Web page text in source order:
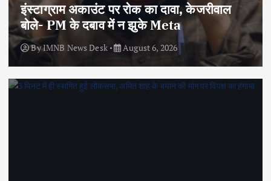
इंस्टाग्राम अकाउंट पर रोक का दावा, केजरीवाल
बोले- PM के दबाव में न झुके Meta
ByIMNB News Desk August 6, 2026